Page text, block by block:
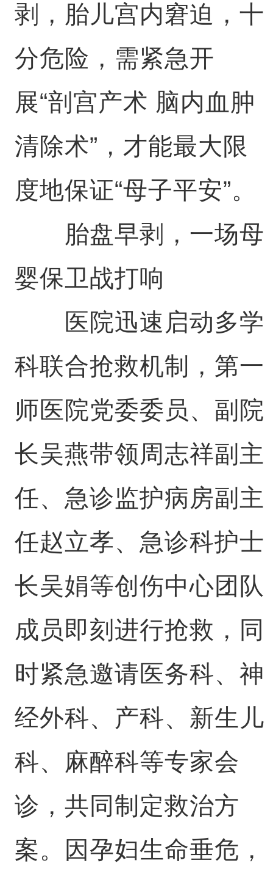
剥，胎儿宫内窘迫，十
分危险，需紧急开
展“剖宫产术 脑内血肿
清除术”，才能最大限
度地保证“母子平安”。
胎盘早剥，一场母
婴保卫战打响
医院迅速启动多学
科联合抢救机制，第一
师医院党委委员、副院
长吴燕带领周志祥副主
任、急诊监护病房副主
任赵立孝、急诊科护士
长吴娟等创伤中心团队
成员即刻进行抢救，同
时紧急邀请医务科、神
经外科、产科、新生儿
科、麻醉科等专家会
诊，共同制定救治方
案。因孕妇生命垂危，